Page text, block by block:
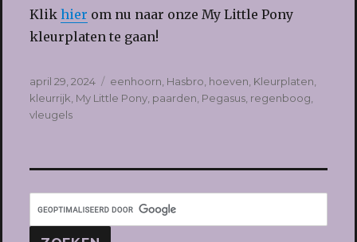
Klik hier om nu naar onze My Little Pony
kleurplaten te gaan!
Geplaatst
op
april 29, 2024 Tags
eenhoorn Hasbro hoeven Kleurplaten
kleurrijk My Little Pony, paarden Pegasus, regenboog
vleugels